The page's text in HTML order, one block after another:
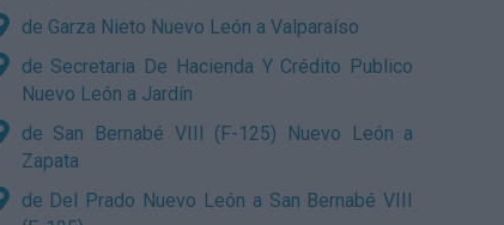
de Garza Nieto Nuevo León a Valparaíso
de Secretaria De Hacienda Y Crédito Publico
Nuevo León a Jardín
de San Bernabé VIII (F-125) Nuevo León a
Zapata
de Del Prado Nuevo León a San Bernabé VIII